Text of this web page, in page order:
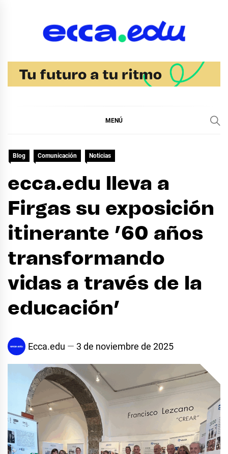
MENÚ
Blog Comunicación Noticias
ecca.edu lleva a
Firgas su exposición
itinerante ’60 años
transformando
vidas a través de la
educación’
Ecca.edu 3 de noviembre de 2025